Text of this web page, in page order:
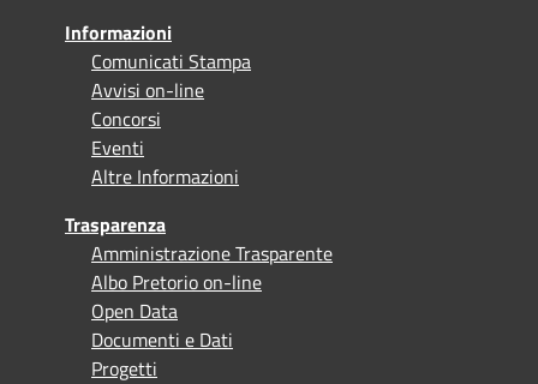
Informazioni
Comunicati Stampa
Avvisi on-line
Concorsi
Eventi
Altre Informazioni
Trasparenza
Amministrazione Trasparente
Albo Pretorio on-line
Open Data
Documenti e Dati
Progetti